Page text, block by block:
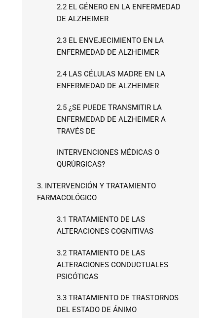
2.2 EL GÉNERO EN LA ENFERMEDAD
DE ALZHEIMER
2.3 EL ENVEJECIMIENTO EN LA
ENFERMEDAD DE ALZHEIMER
2.4 LAS CÉLULAS MADRE EN LA
ENFERMEDAD DE ALZHEIMER
2.5 ¿SE PUEDE TRANSMITIR LA
ENFERMEDAD DE ALZHEIMER A
TRAVÉS DE
INTERVENCIONES MÉDICAS O
QURÚRGICAS?
3. INTERVENCIÓN Y TRATAMIENTO
FARMACOLÓGICO
3.1 TRATAMIENTO DE LAS
ALTERACIONES COGNITIVAS
3.2 TRATAMIENTO DE LAS
ALTERACIONES CONDUCTUALES
PSICÓTICAS
3.3 TRATAMIENTO DE TRASTORNOS
DEL ESTADO DE ÁNIMO